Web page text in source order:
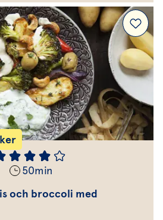
50min
och broccoli med